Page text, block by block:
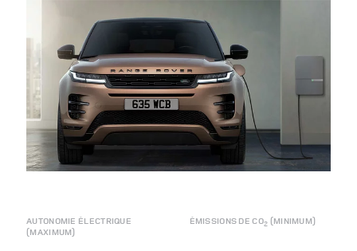
AUTONOMIE ÉLECTRIQUE
(MAXIMUM)
ÉMISSIONS DE CO2 (MINIMUM)